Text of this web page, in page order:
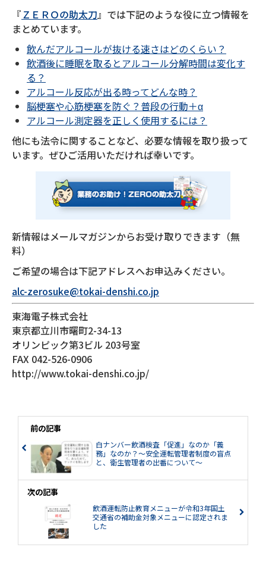
『ＺＥＲＯの助太刀』では下記のような役に立つ情報を
まとめています。
飲んだアルコールが抜ける速さはどのくらい？
飲酒後に睡眠を取るとアルコール分解時間は変化す
る？
アルコール反応が出る時ってどんな時？
脳梗塞や心筋梗塞を防ぐ？普段の行動＋α
アルコール測定器を正しく使用するには？
他にも法令に関することなど、必要な情報を取り扱って
います。ぜひご活用いただければ幸いです。
新情報はメールマガジンからお受け取りできます（無
料）
ご希望の場合は下記アドレスへお申込みください。
alc-zerosuke@tokai-denshi.co.jp
東海電子株式会社
東京都立川市曙町2-34-13
オリンピック第3ビル 203号室
FAX 042-526-0906
http://www.tokai-denshi.co.jp/
前の記事
白ナンバー飲酒検査「促進」なのか「義
務」なのか？～安全運転管理者制度の盲点
と、衛生管理者の出番について～
次の記事
飲酒運転防止教育メニューが令和3年国土
交通省の補助金対象メニューに認定されま
した